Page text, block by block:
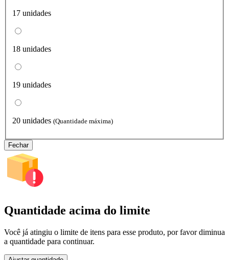
17 unidades
18 unidades
19 unidades
20 unidades (Quantidade máxima)
Fechar
Quantidade acima do limite
Você já atingiu o limite de itens para esse produto, por favor diminua
a quantidade para continuar.